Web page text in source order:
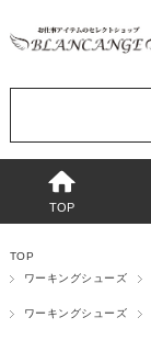
TOP
TOP
ワーキングシューズ
ワーキングシューズ